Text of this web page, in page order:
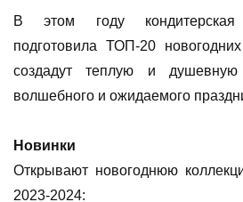
В этом году
подготовила ТОП-20
создадут теплую и
волшебного и ожидаемого
Новинки
Открывают новогоднюю
2023-2024: